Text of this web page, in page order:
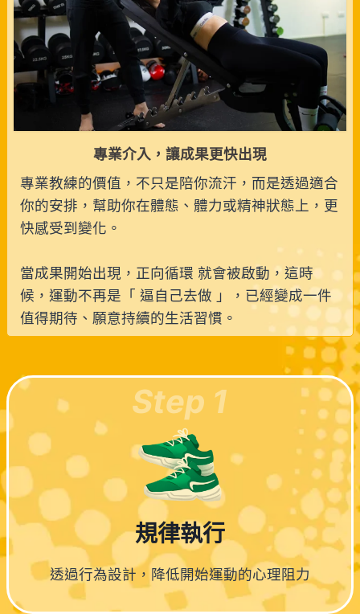
專業介入，讓成果更快出現
專業教練的價值，不只是陪你流汗，而是透過適合
你的安排，幫助你在體態、體力或精神狀態上，更
快感受到變化。
當成果開始出現，正向循環 就會被啟動，這時
候，運動不再是「 逼自己去做 」，已經變成一件
值得期待、願意持續的生活習慣。
Step 1
規律執行
透過行為設計，降低開始運動的心理阻力